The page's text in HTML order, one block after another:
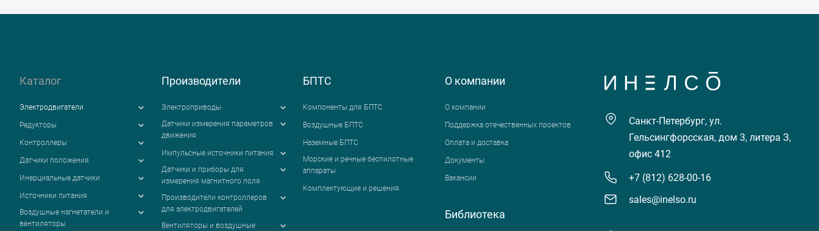
Каталог
Электродвигатели
Редукторы
Контроллеры
Датчики положения
Инерциальные датчики
Источники питания
Воздушные нагнетатели и
вентиляторы
Производители
Электроприводы
Датчики измерения параметров
движения
Импульсные источники питания
Датчики и приборы для
измерения магнитного поля
Производители контроллеров
для электродвигателей
Вентиляторы и воздушные
БПТС
Компоненты для БПТС
Воздушные БПТС
Наземные БПТС
Морские и речные беспилотные
аппараты
Комплектующие и решения
О компании
О компании
Поддержка отечественных проектов
Оплата и доставка
Документы
Вакансии
Библиотека
Санкт-Петербург, ул.
Гельсингфорсская, дом 3, литера З,
офис 412
+7 (812) 628-00-16
sales@inelso.ru